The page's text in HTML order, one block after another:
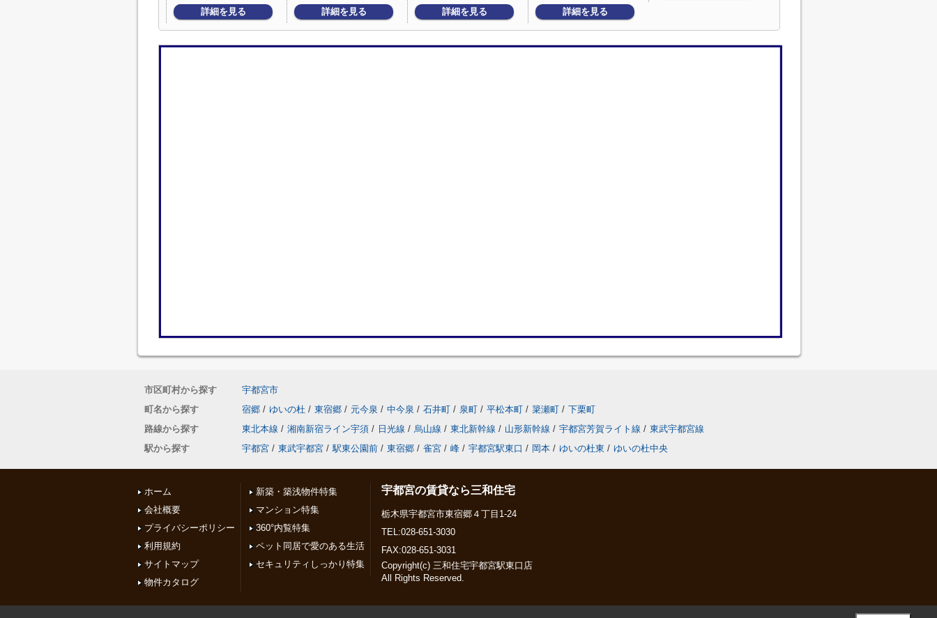
詳細を見る 詳細を見る 詳細を見る 詳細を見る
市区町村から探す
宇都宮市
町名から探す
宿郷 / ゆいの杜 / 東宿郷 / 元今泉 / 中今泉 / 石井町 / 泉町 / 平松本町 / 簗瀬町 / 下栗町
路線から探す
東北本線 / 湘南新宿ライン宇須 / 日光線 / 烏山線 / 東北新幹線 / 山形新幹線 / 宇都宮芳賀ライト線 / 東武宇都宮線
駅から探す
宇都宮 / 東武宇都宮 / 駅東公園前 / 東宿郷 / 雀宮 / 峰 / 宇都宮駅東口 / 岡本 / ゆいの杜東 / ゆいの杜中央
ホーム
会社概要
プライバシーポリシー
利用規約
サイトマップ
物件カタログ
新築・築浅物件特集
マンション特集
360°内覧特集
ペット同居で愛のある生活
セキュリティしっかり特集
宇都宮の賃貸なら三和住宅
栃木県宇都宮市東宿郷４丁目1-24
TEL:028-651-3030
FAX:028-651-3031
Copyright(c) 三和住宅宇都宮駅東口店
All Rights Reserved.